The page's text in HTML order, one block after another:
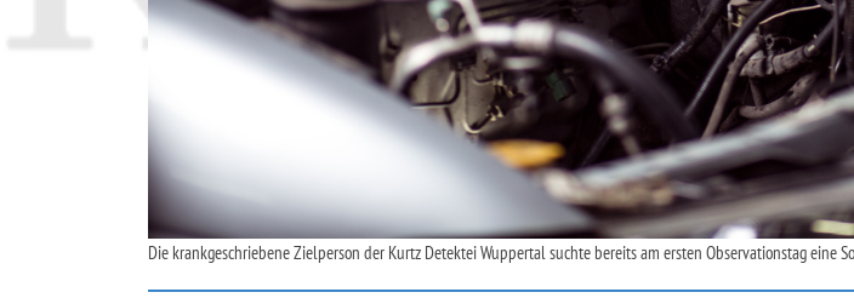
Die krankgeschriebene Zielperson der Kurtz Detektei Wuppertal suchte bereits am ersten Observationstag eine